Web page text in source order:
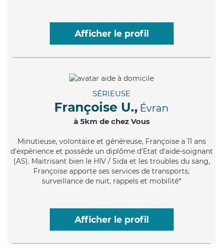
Afficher le profil
SÉRIEUSE
Françoise U., Évran
à 5km de chez Vous
Minutieuse, volontaire et généreuse, Françoise a 11 ans
d'expérience et possède un diplôme d'Etat d'aide-soignant
(AS). Maitrisant bien le HIV / Sida et les troubles du sang,
Françoise apporte ses services de transports,
surveillance de nuit, rappels et mobilité*
Afficher le profil